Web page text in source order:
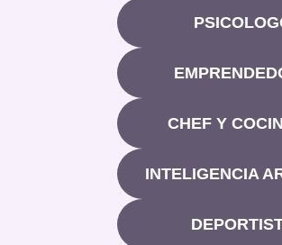
CHEF Y
INTELIGENCIA